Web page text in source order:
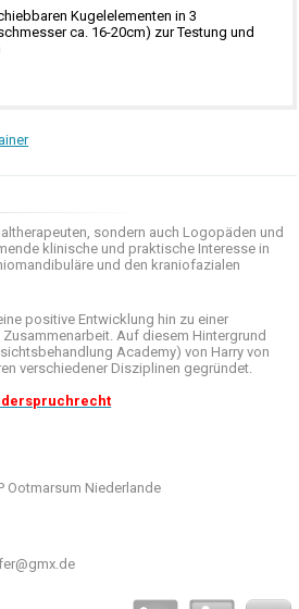
Kugelelementen in 3
ca. 16-20cm) zur Testung und
, sondern auch Logopäden und
klinische und praktische Interesse in
und den kraniofazialen
positive Entwicklung hin zu einer
. Auf diesem Hintergrund
Academy) von Harry von
verschiedener Disziplinen gegründet.
Ootmarsum Niederlande